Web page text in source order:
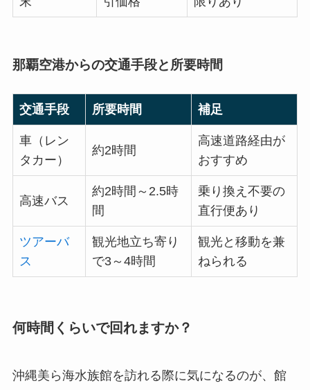
那覇空港からの交通手段と所要時間
交通手段 所要時間 補足
車（レン
タカー）
約2時間
高速道路経由が
おすすめ
高速バス
約2時間～2.5時
間
乗り換え不要の
直行便あり
ツアーバ
ス
観光地立ち寄り
で3～4時間
観光と移動を兼
ねられる
何時間くらいで回れますか？
沖縄美ら海水族館を訪れる際に気になるのが、館